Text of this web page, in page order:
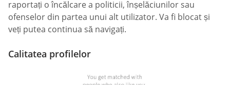
raportați o încălcare a politicii, înșelăciunilor sau
ofenselor din partea unui alt utilizator. Va fi blocat și
veți putea continua să navigați.
Calitatea profilelor